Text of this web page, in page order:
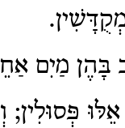
בָּהֶן מַיִם
פְּסוּלִין;